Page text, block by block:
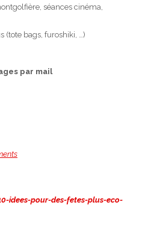
séances cinéma,
(tote bags, furoshiki, …)
par mail
pour-des-fetes-plus-eco-